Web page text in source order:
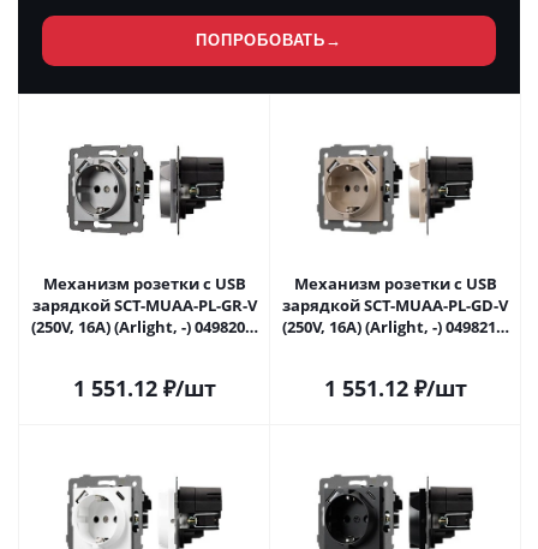
ПОПРОБОВАТЬ →
Механизм розетки с USB
зарядкой SCT-MUAA-PL-GR-V
(250V, 16A) (Arlight, -) 049820 в
1 551.12₽/шт
Механизм розетки с USB
зарядкой SCT-MUAA-PL-GD-V
(250V, 16A) (Arlight, -) 049821 в
1 551.12₽/шт